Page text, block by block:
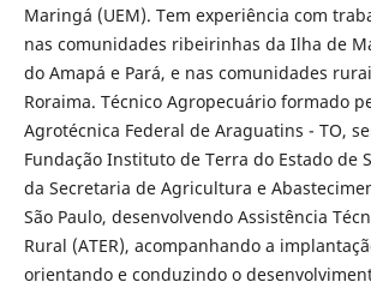
Maringá (UEM). Tem experiência com
nas comunidades ribeirinhas da Ilha de
do Amapá e Pará, e nas comunidades
Roraima. Técnico Agropecuário formado
Agrotécnica Federal de Araguatins - TO,
Fundação Instituto de Terra do Estado de
da Secretaria de Agricultura e
São Paulo, desenvolvendo Assistência
Rural (ATER), acompanhando a
orientando e conduzindo o